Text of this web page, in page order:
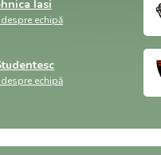
Iasi
echipă
echipă